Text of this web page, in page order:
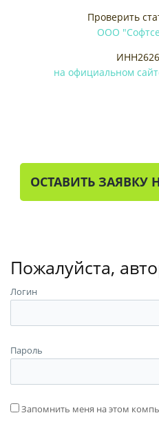
Проверить
ООО
на официальном
ОСТАВИТЬ ЗАЯВКУ
Пожалуйста,
Логин
Пароль
Запомнить меня на этом